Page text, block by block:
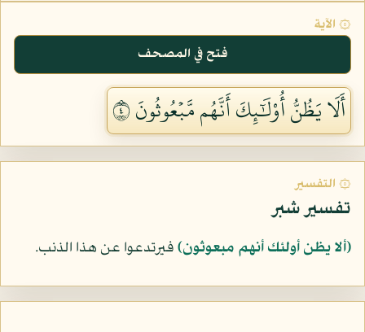
۞ الآية
فتح في المصحف
أَلَا يَظُنُّ أُوْلَٰٓئِكَ أَنَّهُم مَّبۡعُوثُونَ ٤
۞ التفسير
تفسير شبر
﴿ألا يظن أولئك أنهم مبعوثون﴾فيرتدعوا عن هذا الذنب.